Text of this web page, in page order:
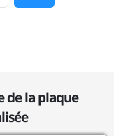
de la plaque